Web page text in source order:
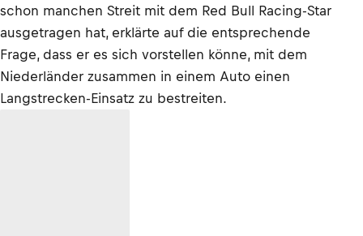
schon manchen Streit mit dem Red Bull Racing-Star
ausgetragen hat, erklärte auf die entsprechende
Frage, dass er es sich vorstellen könne, mit dem
Niederländer zusammen in einem Auto einen
Langstrecken-Einsatz zu bestreiten.